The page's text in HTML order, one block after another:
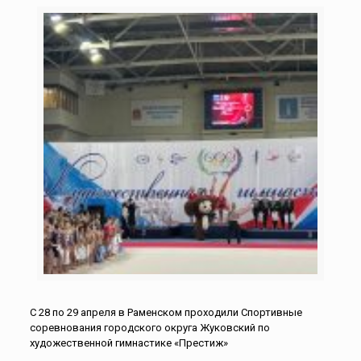
С 28 по 29 апреля в Раменском проходили Спортивные
соревнования городского округа Жуковский по
художественной гимнастике «Престиж»